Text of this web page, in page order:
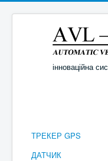
інноваційна
ТРЕКЕР GPS
ДАТЧИК